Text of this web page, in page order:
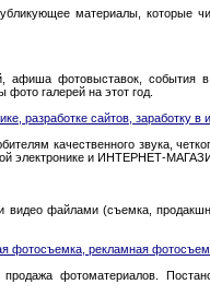
материалы, которые
афиша фотовыставок, события
галерей на этот год.
разработке сайтов, заработку в
качественного звука,
электронике и ИНТЕРНЕТ-
файлами (съемка,
фотосъемка, рекламная
фотоматериалов.